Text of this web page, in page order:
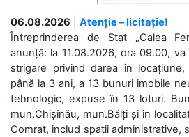
06.08.2026
Atenție – licitație!
Întreprinderea de Stat „Calea
anunță: la 11.08.2026, ora 09.00,
strigare privind darea în
până la 3 ani, a 13 bunuri imobile
tehnologic, expuse în 13 loturi.
mun.Chișinău, mun.Bălți și în
Comrat, includ spații administrative,